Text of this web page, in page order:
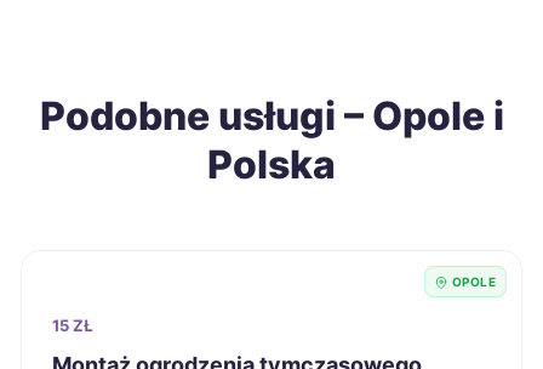
Stargard 58 zł
Sanok
Podobne usługi – Opole i
Polska
OPOLE
15 ZŁ